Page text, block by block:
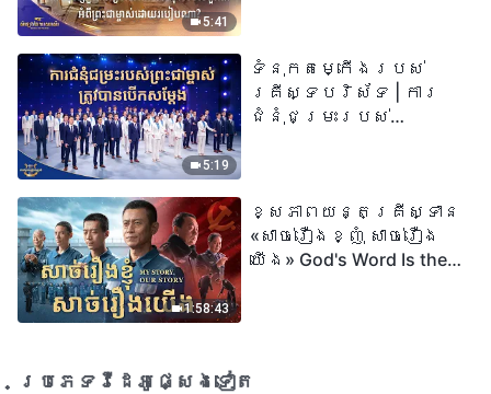
5:41
២០២៦
5:19
ទំនុកតម្កើង​របស់​
គ្រីស្ទបរិស័ទ | ការ
ជំនុំជម្រះរបស់
1:58:43
ខ្សែភាពយន្តគ្រីស្ទាន
«សាច់រឿងខ្ញុំ សាច់រឿង
យើង» God's Word Is the
ប្រភេទ​វីដេអូ​ផ្សេង​ទៀត​